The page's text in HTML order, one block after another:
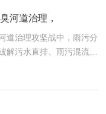
配置上，高标准农田标准
河道治理，
道治理攻坚战中，雨污分
解污水直排、雨污混流难
供关键支撑，推动河道
水利厅。徐州黑臭河道的
管道直排河道，雨天雨污